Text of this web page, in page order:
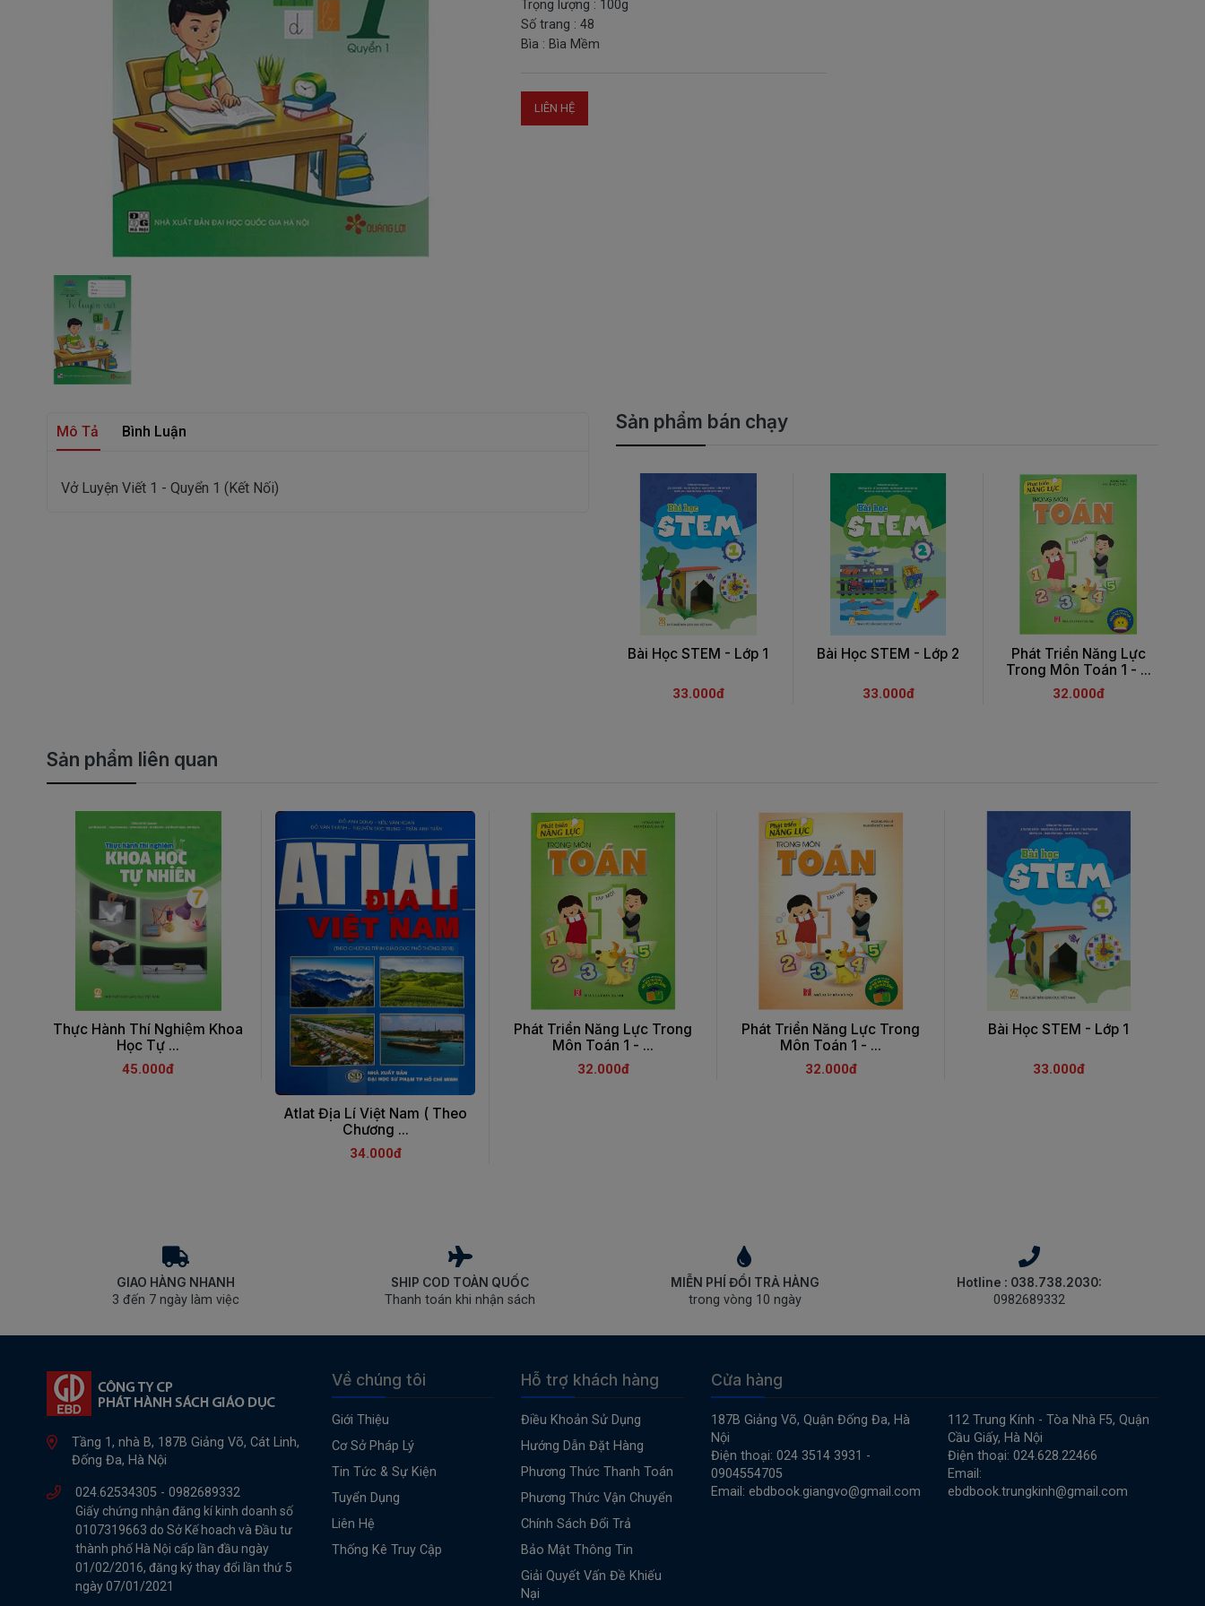
Trọng lượng : 100g
Số trang : 48
Bìa : Bìa Mềm
LIÊN HỆ
Mô Tả Bình Luận
Vở Luyện Viết 1 - Quyển 1 (Kết Nối)
Sản phẩm bán chạy
Bài Học STEM - Lớp 1
33.000đ
Bài Học STEM - Lớp 2
33.000đ
Phát Triển Năng Lực
Trong Môn Toán 1 - ...
32.000đ
Sản phẩm liên quan
Thực Hành Thí Nghiệm Khoa
Học Tự ...
45.000đ
Atlat Địa Lí Việt Nam ( Theo
Chương ...
34.000đ
Phát Triển Năng Lực Trong
Môn Toán 1 - ...
32.000đ
Phát Triển Năng Lực Trong
Môn Toán 1 - ...
32.000đ
Bài Học STEM - Lớp 1
33.000đ
GIAO HÀNG NHANH
3 đến 7 ngày làm việc
SHIP COD TOÀN QUỐC
Thanh toán khi nhận sách
MIỄN PHÍ ĐỔI TRẢ HÀNG
trong vòng 10 ngày
Hotline : 038.738.2030:
0982689332
Tầng 1, nhà B, 187B Giảng Võ, Cát Linh,
Đống Đa, Hà Nội
024.62534305 - 0982689332
Giấy chứng nhận đăng kí kinh doanh số
0107319663 do Sở Kế hoach và Đầu tư
thành phố Hà Nội cấp lần đầu ngày
01/02/2016, đăng ký thay đổi lần thứ 5
ngày 07/01/2021
Về chúng tôi
Giới Thiệu
Cơ Sở Pháp Lý
Tin Tức & Sự Kiện
Tuyển Dụng
Liên Hệ
Thống Kê Truy Cập
Hỗ trợ khách hàng
Điều Khoản Sử Dụng
Hướng Dẫn Đặt Hàng
Phương Thức Thanh Toán
Phương Thức Vận Chuyển
Chính Sách Đổi Trả
Bảo Mật Thông Tin
Giải Quyết Vấn Đề Khiếu
Nại
Cửa hàng
187B Giảng Võ, Quận Đống Đa, Hà
Nội
Điện thoại: 024 3514 3931 -
0904554705
Email: ebdbook.giangvo@gmail.com
112 Trung Kính - Tòa Nhà F5, Quận
Cầu Giấy, Hà Nội
Điện thoại: 024.628.22466
Email:
ebdbook.trungkinh@gmail.com